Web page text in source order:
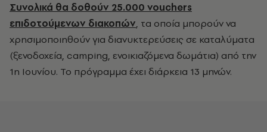
Συνολικά θα δοθούν 25.000 vouchers
επιδοτούμενων διακοπών, τα οποία μπορούν να
χρησιμοποιηθούν για διανυκτερεύσεις σε καταλύματα
(ξενοδοχεία, camping, ενοικιαζόμενα δωμάτια) από την
1η Ιουνίου. Το πρόγραμμα έχει διάρκεια 13 μηνών.